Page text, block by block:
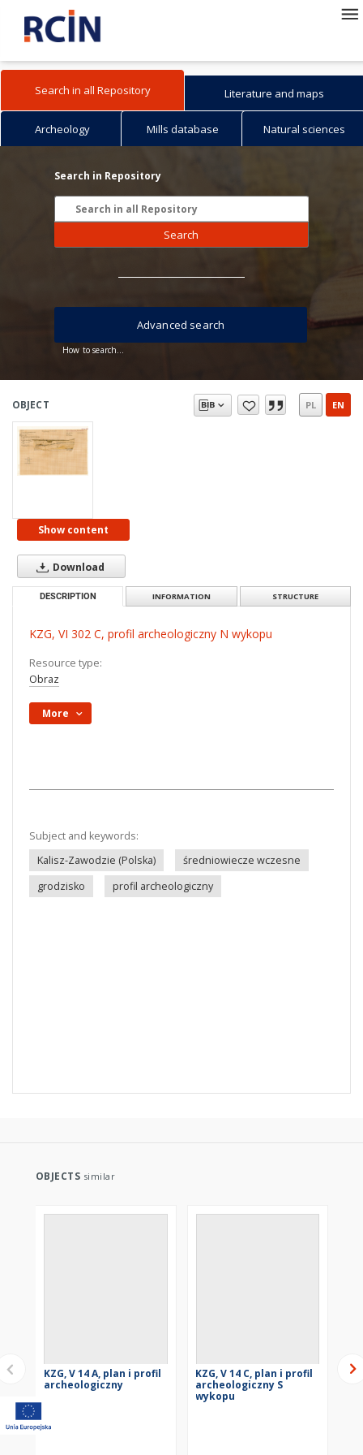
Search in all Repository Literature and maps
Archeology Mills database Natural sciences
Search in Repository
Search
How to search...
Advanced search
OBJECT PL EN
Show content
Download
DESCRIPTION INFORMATION STRUCTURE
KZG, VI 302 C, profil archeologiczny N wykopu
Resource type:
Obraz
More
Subject and keywords:
Kalisz-Zawodzie (Polska)
średniowiecze wczesne
grodzisko
profil archeologiczny
OBJECTS similar
KZG, V 14 A, plan i profil
archeologiczny
KZG, V 14 C, plan i profil
archeologiczny S
wykopu